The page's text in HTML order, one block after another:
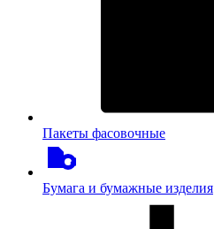
Пакеты фасовочные
Бумага и бумажные изделия